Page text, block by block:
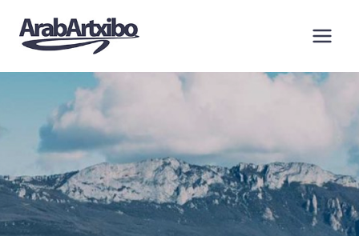
contenido